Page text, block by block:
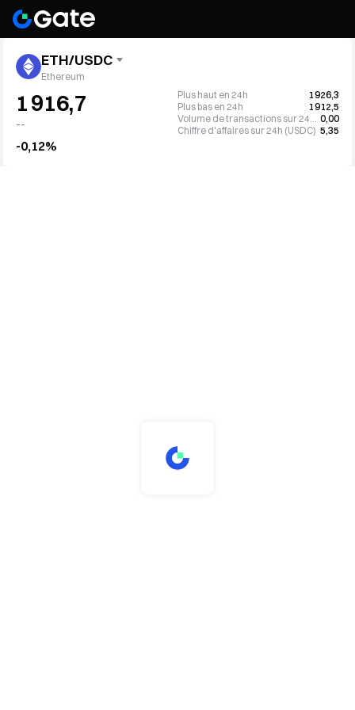
ETH/USDC
Ethereum
1 916,7
--
-0,12%
Plus haut en 24h
1 926,3
Plus bas en 24h
1 912,5
Volume de transactions sur 24h (ETH) 0,00
Chiffre d'affaires sur 24h (USDC) 5,35